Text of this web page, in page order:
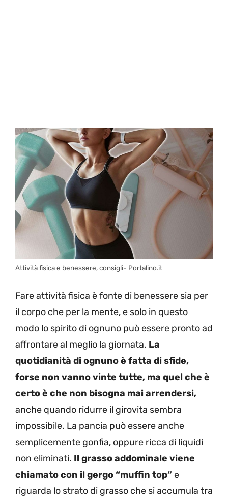
Attività fisica e benessere, consigli- Portalino.it
Fare attività fisica è fonte di benessere sia per
il corpo che per la mente, e solo in questo
modo lo spirito di ognuno può essere pronto ad
affrontare al meglio la giornata. La
quotidianità di ognuno è fatta di sfide,
forse non vanno vinte tutte, ma quel che è
certo è che non bisogna mai arrendersi,
anche quando ridurre il girovita sembra
impossibile. La pancia può essere anche
semplicemente gonfia, oppure ricca di liquidi
non eliminati. Il grasso addominale viene
chiamato con il gergo “muffin top”e
riguarda lo strato di grasso che si accumula tra